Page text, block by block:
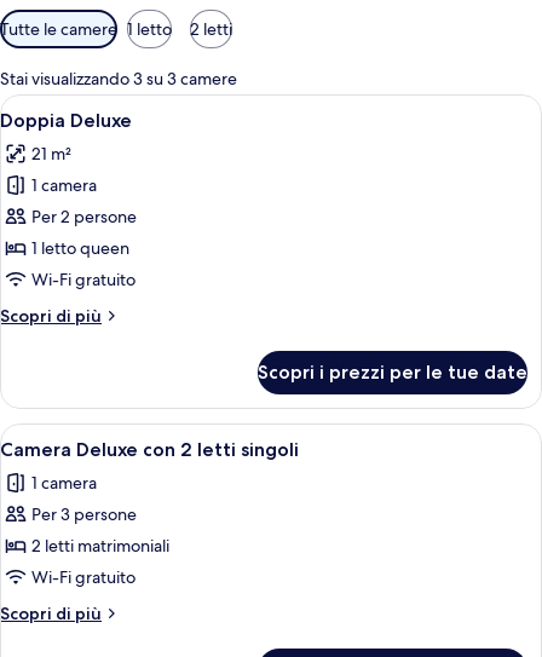
Filtri
disponibili
per
le
camere
Tutte le camere 1 letto 2 letti
Stai visualizzando 3 su 3 camere
Apri
tutte
le
foto
per
Doppia
Deluxe
Una camera d'albergo moderna
8
Doppia Deluxe
21 m²
1 camera
Per 2 persone
1 letto queen
Wi-Fi gratuito
Scopri di più
Altri
Deluxe
Scopri i prezzi per le tue date
Apri
tutte
le
foto
per
Camera
Deluxe
con
Una camera d'albergo con un letto,
9
Camera Deluxe con 2 letti singoli
1 camera
Per 3 persone
2 letti matrimoniali
Wi-Fi gratuito
Scopri di più
Altri